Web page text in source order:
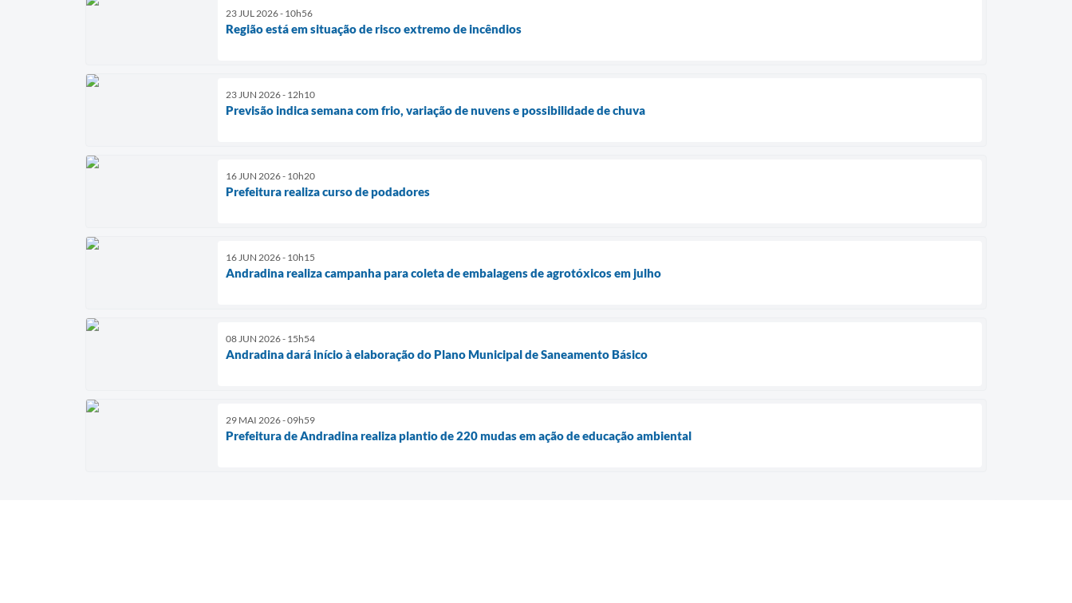
23 JUL 2026 - 10h56
Região está em situação de risco extremo de incêndios
23 JUN 2026 - 12h10
Previsão indica semana com frio, variação de nuvens e possibilidade de chuva
16 JUN 2026 - 10h20
Prefeitura realiza curso de podadores
16 JUN 2026 - 10h15
Andradina realiza campanha para coleta de embalagens de agrotóxicos em julho
08 JUN 2026 - 15h54
Andradina dará início à elaboração do Plano Municipal de Saneamento Básico
29 MAI 2026 - 09h59
Prefeitura de Andradina realiza plantio de 220 mudas em ação de educação ambiental